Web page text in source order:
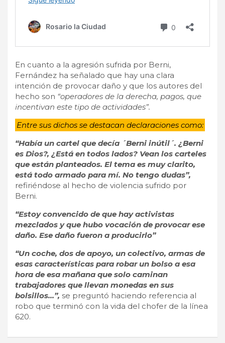
En cuanto a la agresión sufrida por Berni,
Fernández ha señalado que hay una clara
intención de provocar daño y que los autores del
hecho son “operadores de la derecha, pagos, que
incentivan este tipo de actividades”.
Entre sus dichos se destacan declaraciones como:
“Había un cartel que decía ´Berni inútil´. ¿Berni
es Dios?, ¿Está en todos lados? Vean los carteles
que están planteados. El tema es muy clarito,
está todo armado para mí. No tengo dudas”,
refiriéndose al hecho de violencia sufrido por
Berni.
“Estoy convencido de que hay activistas
mezclados y que hubo vocación de provocar ese
daño. Ese daño fueron a producirlo”
“Un coche, dos de apoyo, un colectivo, armas de
esas características para robar un bolso a esa
hora de esa mañana que solo caminan
trabajadores que llevan monedas en sus
bolsillos…”, se preguntó haciendo referencia al
robo que terminó con la vida del chofer de la línea
620.